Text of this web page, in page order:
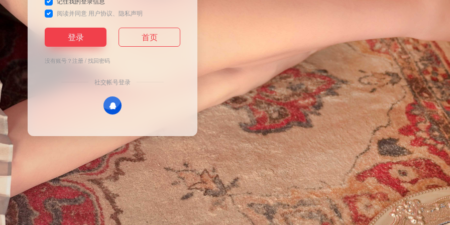
阅读并同意 用户协议 隐私声明
登录 首页
没有账号？注册/找回密码
社交帐号登录